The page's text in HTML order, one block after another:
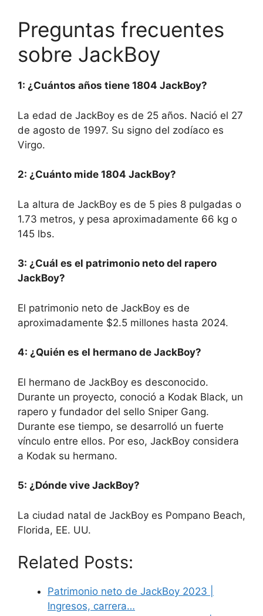
Preguntas frecuentes
sobre JackBoy
1: ¿Cuántos años tiene 1804 JackBoy?
La edad de JackBoy es de 25 años. Nació el 27
de agosto de 1997. Su signo del zodíaco es
Virgo.
2: ¿Cuánto mide 1804 JackBoy?
La altura de JackBoy es de 5 pies 8 pulgadas o
1.73 metros, y pesa aproximadamente 66 kg o
145 lbs.
3: ¿Cuál es el patrimonio neto del rapero
JackBoy?
El patrimonio neto de JackBoy es de
aproximadamente $2.5 millones hasta 2024.
4: ¿Quién es el hermano de JackBoy?
El hermano de JackBoy es desconocido.
Durante un proyecto, conoció a Kodak Black, un
rapero y fundador del sello Sniper Gang.
Durante ese tiempo, se desarrolló un fuerte
vínculo entre ellos. Por eso, JackBoy considera
a Kodak su hermano.
5: ¿Dónde vive JackBoy?
La ciudad natal de JackBoy es Pompano Beach,
Florida, EE. UU.
Related Posts:
Patrimonio neto de JackBoy 2023 |
Ingresos, carrera…